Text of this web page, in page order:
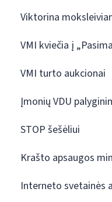
Viktorina
VMI kviečia į
VMI turto aukcionai
Įmonių VDU
STOP šešėliui
Krašto apsaugos
Interneto svetainės